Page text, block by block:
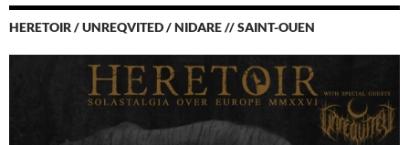
HERETOIR / UNREQVITED / NIDARE // SAINT-OUEN